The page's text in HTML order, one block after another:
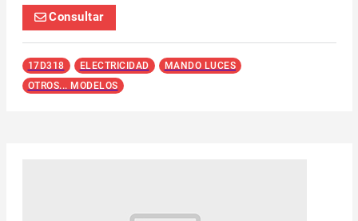
Consultar
17D318 ELECTRICIDAD
MANDO LUCES
OTROS... MODELOS